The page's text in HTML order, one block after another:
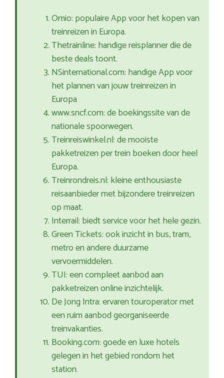
Omio: populaire App voor het kopen van
treinreizen in Europa.
Thetrainline: handige reisplanner die de
beste deals toont.
NSinternational.com: handige App voor
het plannen van jouw treinreizen in
Europa
www.sncf.com: de boekingssite van de
nationale spoorwegen.
Treinreiswinkel.nl: de mooiste
pakketreizen per trein boeken door heel
Europa.
Treinrondreis.nl: kleine enthousiaste
reisaanbieder met bijzondere treinreizen
op maat.
Interrail: biedt service voor het hele gezin.
Green Tickets: ook inzicht in bus, tram,
metro en andere duurzame
vervoermiddelen.
TUI: een compleet aanbod aan
pakketreizen online inzichtelijk.
De Jong Intra: ervaren touroperator met
een ruim aanbod georganiseerde
treinvakanties.
Booking.com: goede en luxe hotels
gelegen in het gebied rondom het
station.